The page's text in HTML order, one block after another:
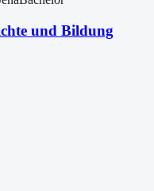
und Bildung